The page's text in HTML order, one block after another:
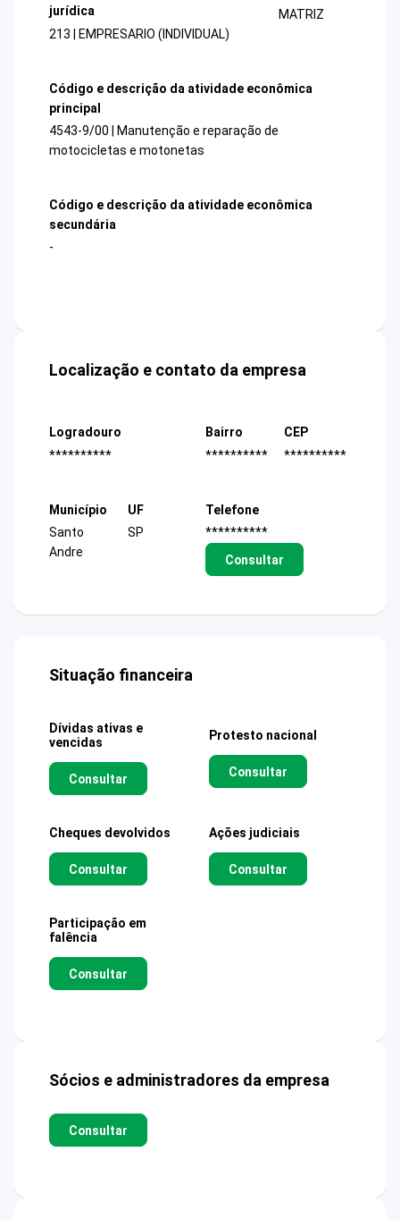
jurídica
213 | EMPRESARIO (INDIVIDUAL)
MATRIZ
Código e descrição da atividade econômica
principal
4543-9/00 | Manutenção e reparação de
motocicletas e motonetas
Código e descrição da atividade econômica
secundária
-
Localização e contato da empresa
Logradouro
**********
Bairro
**********
CEP
**********
Município
Santo
Andre
UF
SP
Telefone
**********
Consultar
Situação financeira
Dívidas ativas e
vencidas
Consultar
Protesto nacional
Consultar
Cheques devolvidos
Consultar
Ações judiciais
Consultar
Participação em
falência
Consultar
Sócios e administradores da empresa
Consultar